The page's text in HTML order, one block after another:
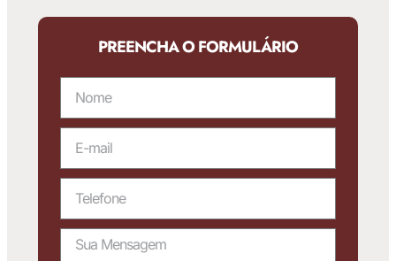
PREENCHA O FORMULÁRIO